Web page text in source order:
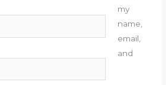
my
name,
email,
and